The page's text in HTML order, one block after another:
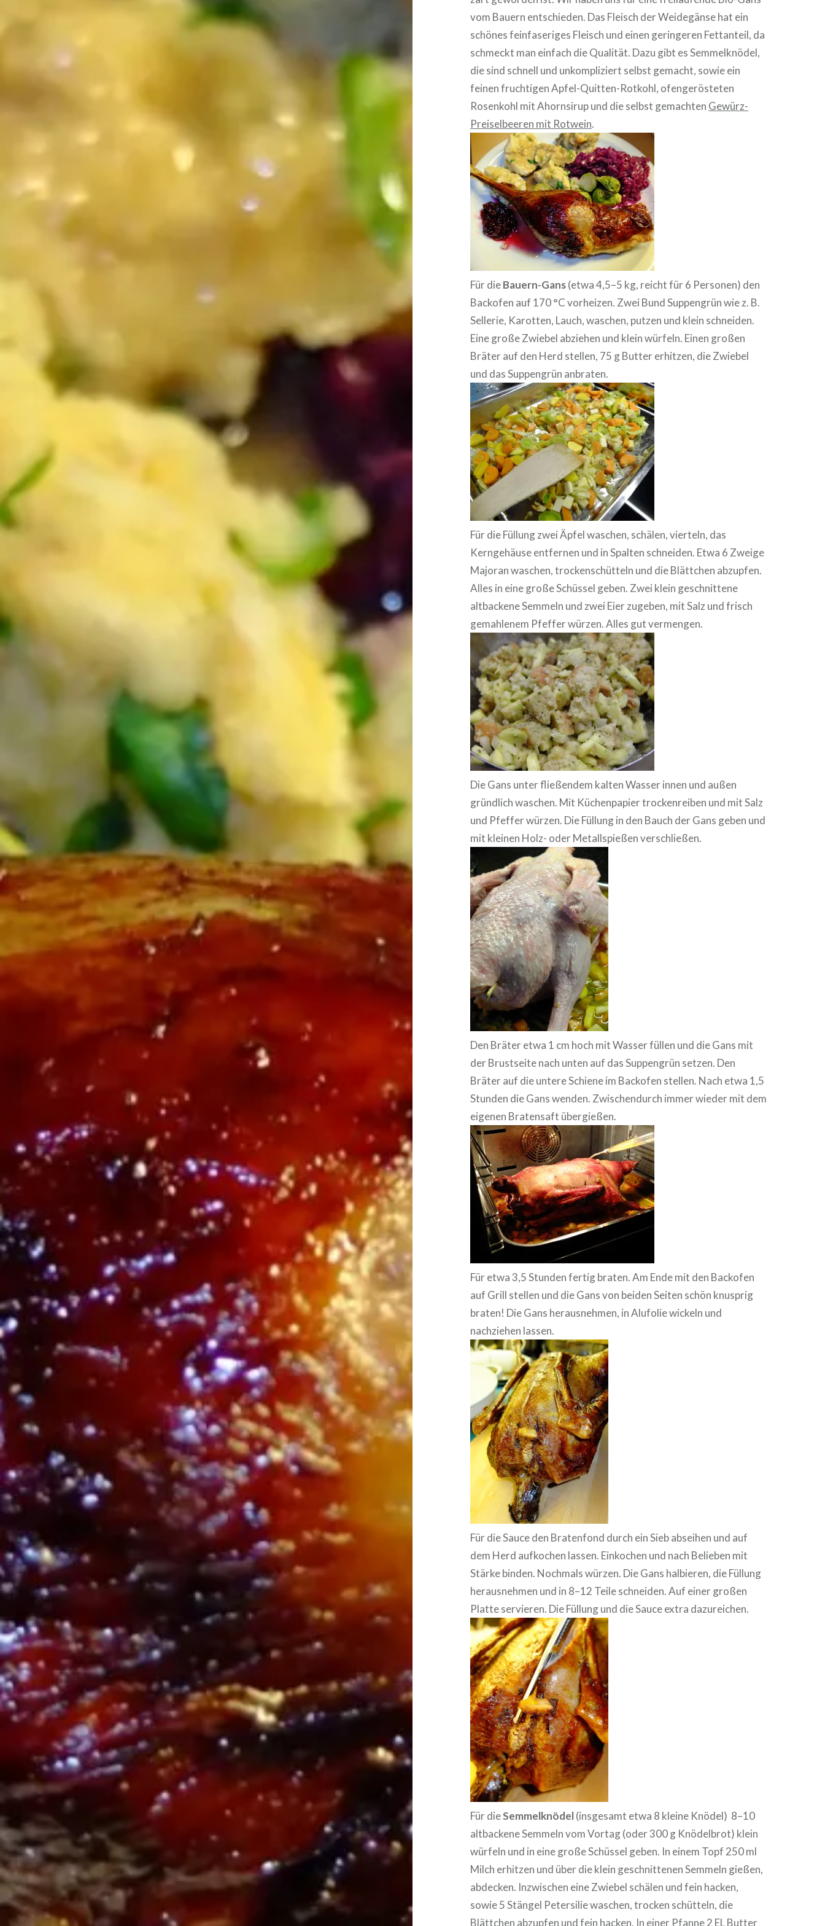
vom Bauern entschieden. Das Fleisch der Weidegänse hat ein
schönes feinfaseriges Fleisch und einen geringeren Fettanteil, da
schmeckt man einfach die Qualität. Dazu gibt es Semmelknödel,
die sind schnell und unkompliziert selbst gemacht, sowie ein
feinen fruchtigen Apfel-Quitten-Rotkohl, ofengerösteten
Rosenkohl mit Ahornsirup und die selbst gemachten Gewürz-
Preiselbeeren mit Rotwein.
Für dieBauern-Gans(etwa 4,5–5 kg, reicht für 6 Personen) den
Backofen auf 170 °C vorheizen. Zwei Bund Suppengrün wie z. B.
Sellerie, Karotten, Lauch, waschen, putzen und klein schneiden.
Eine große Zwiebel abziehen und klein würfeln. Einen großen
Bräter auf den Herd stellen, 75 g Butter erhitzen, die Zwiebel
und das Suppengrün anbraten.
Für die Füllung zwei Äpfel waschen, schälen, vierteln, das
Kerngehäuse entfernen und in Spalten schneiden. Etwa 6 Zweige
Majoran waschen, trockenschütteln und die Blättchen abzupfen.
Alles in eine große Schüssel geben. Zwei klein geschnittene
altbackene Semmeln und zwei Eier zugeben, mit Salz und frisch
gemahlenem Pfeffer würzen. Alles gut vermengen.
Die Gans unter fließendem kalten Wasser innen und außen
gründlich waschen. Mit Küchenpapier trockenreiben und mit Salz
und Pfeffer würzen. Die Füllung in den Bauch der Gans geben und
mit kleinen Holz- oder Metallspießen verschließen.
Den Bräter etwa 1 cm hoch mit Wasser füllen und die Gans mit
der Brustseite nach unten auf das Suppengrün setzen. Den
Bräter auf die untere Schiene im Backofen stellen. Nach etwa 1,5
Stunden die Gans wenden. Zwischendurch immer wieder mit dem
eigenen Bratensaft übergießen.
Für etwa 3,5 Stunden fertig braten. Am Ende mit den Backofen
auf Grill stellen und die Gans von beiden Seiten schön knusprig
braten! Die Gans herausnehmen, in Alufolie wickeln und
nachziehen lassen.
Für die Sauce den Bratenfond durch ein Sieb abseihen und auf
dem Herd aufkochen lassen. Einkochen und nach Belieben mit
Stärke binden. Nochmals würzen. Die Gans halbieren, die Füllung
herausnehmen und in 8–12 Teile schneiden. Auf einer großen
Platte servieren. Die Füllung und die Sauce extra dazureichen.
Für dieSemmelknödel(insgesamt etwa 8 kleine Knödel) 8–10
altbackene Semmeln vom Vortag (oder 300 g Knödelbrot) klein
würfeln und in eine große Schüssel geben. In einem Topf 250 ml
Milch erhitzen und über die klein geschnittenen Semmeln gießen,
abdecken. Inzwischen eine Zwiebel schälen und fein hacken,
sowie 5 Stängel Petersilie waschen, trocken schütteln, die
Blättchen abzupfen und fein hacken. In einer Pfanne 2 EL Butter